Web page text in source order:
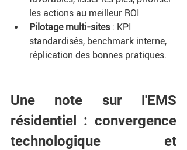
les actions au meilleur ROI
Pilotage multi-sites : KPI
standardisés, benchmark interne,
réplication des bonnes pratiques.
Une note sur l'EMS
résidentiel : convergence
technologique et